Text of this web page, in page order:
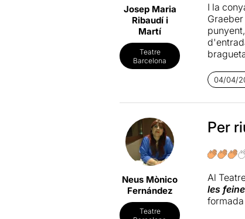
Josep Maria
Ribaudí i
Martí
Teatre
Barcelona
I la
04/04/
Neus Mònico
Fernández
Teatre
Per
Al
les